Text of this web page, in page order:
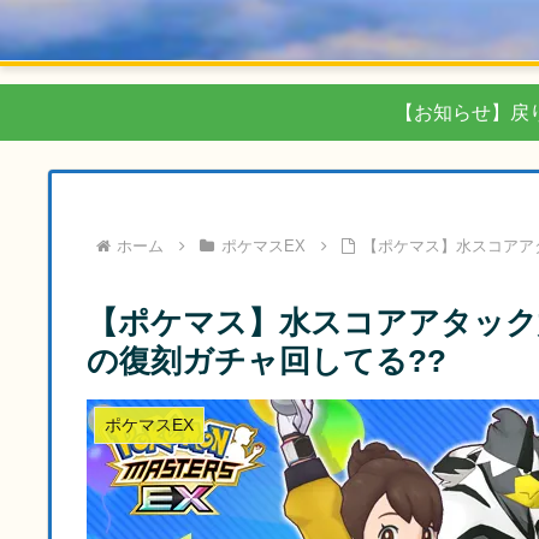
【お知らせ】
ホーム ポケマスEX 【ポケマス】水スコア
【ポケマス】水スコアアタッ
の復刻ガチャ回してる??
ポケマスEX